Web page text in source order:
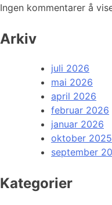
Ingen kommentarer å
Arkiv
juli 2026
mai 2026
april 2026
februar 2026
januar 2026
oktober 2025
september
Kategorier